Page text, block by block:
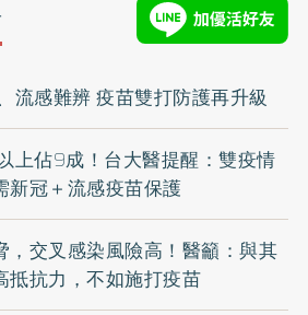
流感難辨 疫苗雙打防護再升級
上佔9成！台大醫提醒：雙疫情
新冠＋流感疫苗保護
，交叉感染風險高！醫籲：與其
抵抗力，不如施打疫苗